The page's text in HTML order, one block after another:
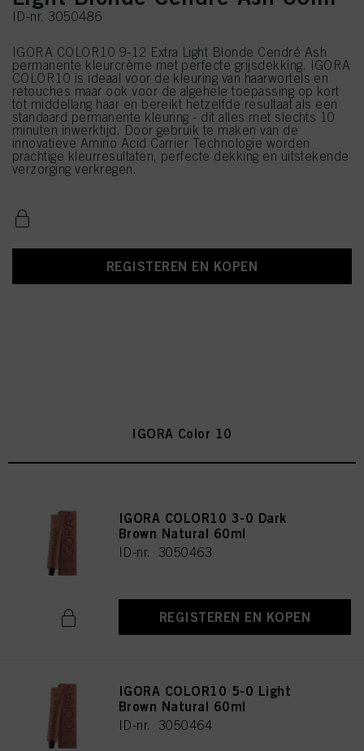
ID-nr. 3050486
IGORA COLOR10 9-12 Extra Light Blonde Cendré Ash
permanente kleurcrème met perfecte grijsdekking. IGORA
COLOR10 is ideaal voor de kleuring van haarwortels en
retouches maar ook voor de algehele toepassing op kort
tot middellang haar en bereikt hetzelfde resultaat als een
standaard permanente kleuring - dit alles met slechts 10
minuten inwerktijd. Door gebruik te maken van de
innovatieve Amino Acid Carrier Technologie worden
prachtige kleurresultaten, perfecte dekking en uitstekende
verzorging verkregen.
REGISTEREN EN KOPEN
IGORA Color 10
IGORA COLOR10 3-0 Dark
Brown Natural 60ml
ID-nr. 3050463
REGISTEREN EN KOPEN
IGORA COLOR10 5-0 Light
Brown Natural 60ml
ID-nr. 3050464